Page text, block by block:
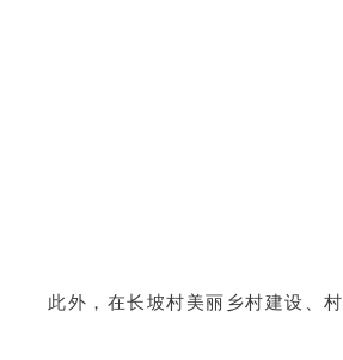
此外，在长坡村美丽乡村建设、